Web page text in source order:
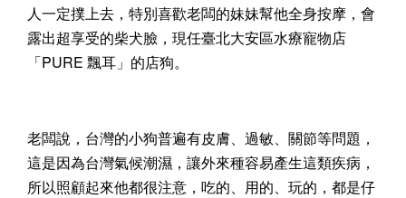
人一定撲上去，特別喜歡老闆的妹妹幫他全身按摩，會
露出超享受的柴犬臉，現任臺北大安區水療寵物店
「PURE 飄耳」的店狗。
老闆說，台灣的小狗普遍有皮膚、過敏、關節等問題，
這是因為台灣氣候潮濕，讓外來種容易產生這類疾病，
所以照顧起來他都很注意，吃的、用的、玩的，都是仔